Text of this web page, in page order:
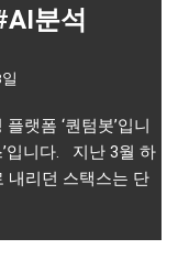
분석
랫폼 ‘퀀텀봇’입니
입니다. 지난 3월 하
내리던 스택스는 단